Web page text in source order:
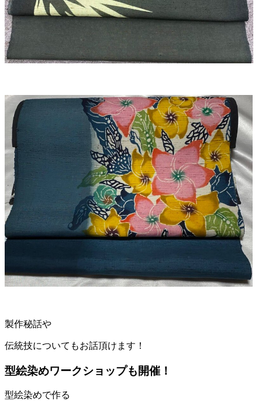
製作秘話や
伝統技についてもお話頂けます！
型絵染めワークショップも開催！
型絵染めで作る